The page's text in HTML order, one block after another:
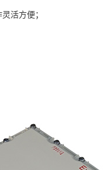
活方便；